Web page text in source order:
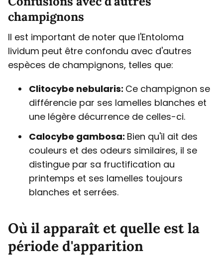
champignons
Il est important de noter que l'Entoloma
lividum peut être confondu avec d'autres
espèces de champignons, telles que:
Clitocybe nebularis: Ce champignon se
différencie par ses lamelles blanches et
une légère décurrence de celles-ci.
Calocybe gambosa: Bien qu'il ait des
couleurs et des odeurs similaires, il se
distingue par sa fructification au
printemps et ses lamelles toujours
blanches et serrées.
Où il apparaît et quelle est la
période d'apparition